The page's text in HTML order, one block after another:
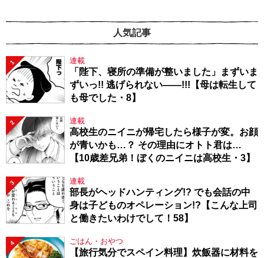
人気記事
1 連載
「陛下、寝所の準備が整いました」まずいま
ずいっ!! 逃げられない――!!!【母は転生して
も母でした・8】
2 連載
高校生のニイニが帰宅したら様子が変。お顔
が青いかも…？ その理由にオトト君は…
【10歳差兄弟！ぼくのニイニは高校生・3】
3 連載
部長がヘッドハンティング!? でも会話の中
身は子どものオペレーション!?【こんな上司
と働きたいわけでして！58】
4 ごはん・おやつ
【旅行気分でスペイン料理】炊飯器に材料を